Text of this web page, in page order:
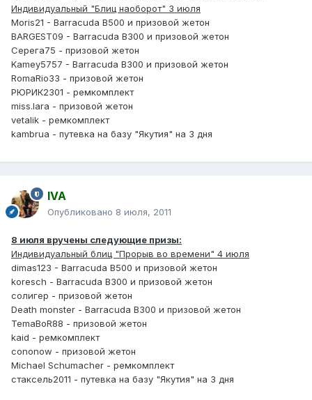
Индивидуальный "Блиц наоборот" 3 июля
Moris21 - Barracuda B500 и призовой жетон
BARGEST09 - Barracuda B300 и призовой жетон
Серега75 - призовой жетон
Kamey5757 - Barracuda B300 и призовой жетон
RomaRio33 - призовой жетон
РЮРИК2301 - ремкомплект
miss.lara - призовой жетон
vetalik - ремкомплект
kambrua - путевка на базу "Якутия" на 3 дня
IVA
Опубликовано 8 июля, 2011
8 июля вручены следующие призы:
Индивидуальный блиц "Прорыв во времени" 4 июля
dimas123 - Barracuda B500 и призовой жетон
koresch - Barracuda B300 и призовой жетон
солигер - призовой жетон
Death monster - Barracuda B300 и призовой жетон
TemaBoR88 - призовой жетон
kaid - ремкомплект
cononow - призовой жетон
Michael Schumacher - ремкомплект
стаксель2011 - путевка на базу "Якутия" на 3 дня